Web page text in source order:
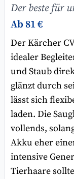
Der beste für
Ab 81 €
Der Kärcher
idealer
und Staub
glänzt durch
lässt sich
laden. Die
vollends,
Akku eher
intensive
Tierhaare